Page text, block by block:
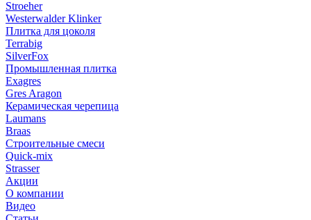
Stroeher
Westerwalder Klinker
Плитка для цоколя
Terrabig
SilverFox
Промышленная плитка
Exagres
Gres Aragon
Керамическая черепица
Laumans
Braas
Строительные смеси
Quick-mix
Strasser
Акции
О компании
Видео